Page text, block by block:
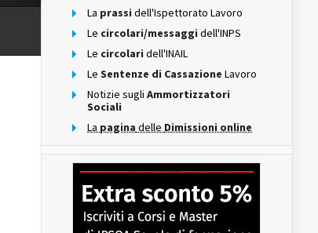
La prassi dell'Ispettorato Lavoro
Le circolari/messaggi dell'INPS
Le circolari dell'INAIL
Le Sentenze di Cassazione Lavoro
Notizie sugli Ammortizzatori
Sociali
La pagina delle Dimissioni online